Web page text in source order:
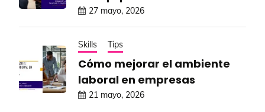
27 mayo, 2026
Skills Tips
Cómo mejorar el ambiente
laboral en empresas
21 mayo, 2026